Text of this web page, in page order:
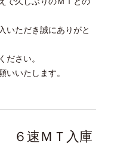
ただき誠にありがと
ださい。
いいたします。
速ＭＴ入庫